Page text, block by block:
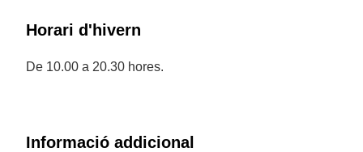
Horari d'hivern
De 10.00 a 20.30 hores.
Informació addicional